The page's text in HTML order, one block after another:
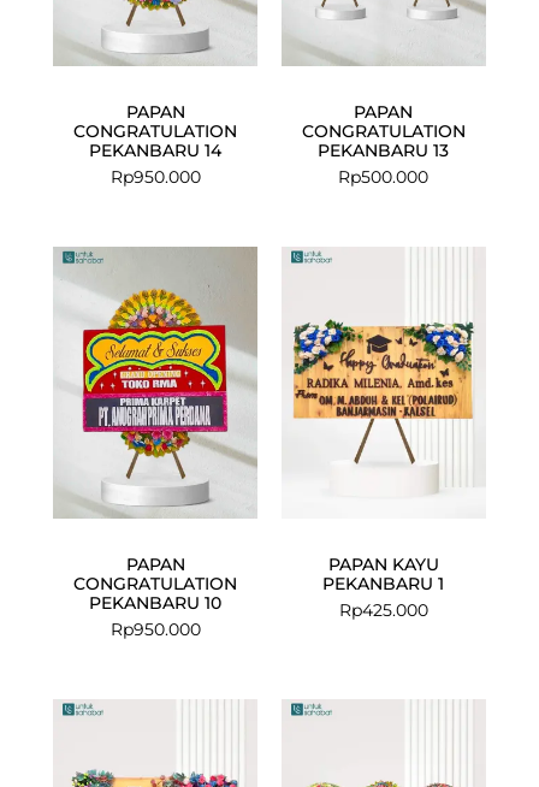
PAPAN
CONGRATULATION
PEKANBARU 14
Rp950.000
PAPAN
CONGRATULATION
PEKANBARU 13
Rp500.000
PAPAN
CONGRATULATION
PEKANBARU 10
Rp950.000
PAPAN KAYU
PEKANBARU 1
Rp425.000